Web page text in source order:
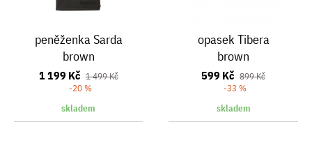
peněženka Sarda
brown
1 199 Kč 1 499 Kč
-20 %
skladem
opasek Tibera
brown
599 Kč 899 Kč
-33 %
skladem